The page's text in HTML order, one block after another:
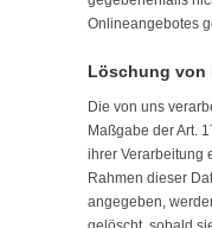
Onlineangebotes
Löschung von
Die von uns
Maßgabe der Art.
ihrer Verarbeitung
Rahmen dieser
angegeben,